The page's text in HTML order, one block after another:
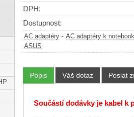
DPH:
Dostupnost:
AC adaptéry - AC adaptéry k
ASUS
Popis Váš dotaz Poslat
Součástí dodávky je kabel k